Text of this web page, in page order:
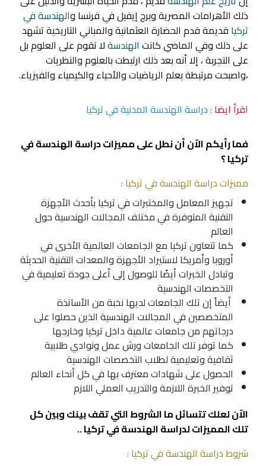
ذلك الأهرامات المصرية وبرج إيفيل في فرنسا والهندسة في
تركيا قديمة قدم الحضارة العثمانية والمباني التاريخية تشهد
على ذلك وفي الماضي كانت الهندسةلا تقوم على العلوم بل
على التجربة ، إلا أنه بعد ذلك ارتبطت بالعلوم والنظريات
،واصبحت مرتبطة بعلم الرياضيات والأحياء والكيمياء والفيزياء.
اقرأ ايضا :دراسة الهندسة المدنية في تركيا
فما رأيكم الاّن أن نطل على مميزات دراسة الهندسة في
تركيا ؟
مميزات دراسة الهندسة في تركيا :
تجهيز المعامل والمختبرات في تركيا بأحدث الأجهزة
التقنية المتوفرة في مختلف المجالات الهندسيةحول
العالم
كما تتعاون تركيا مع الجامعات العالمية الأخرى في
أوروبا وأمريكا لاستيراد الأجهزة والمعدات التقنية الحديثة
وتبادل الخبرات أيضًا للوصول إلى أعلى جودة تعليمية في
التخصصات الهندسية
أيضاً إن تلك الجامعات لديها نخبة من الأساتذة
المتخصصين في المجالات الهندسية الذين حصلوا على
درجاتهم من جامعات عالمية داخل تركيا وخارجها
كما توفر تلك الجامعاتورش عمل ونوادي طلابية
ثقافية وتعليمية لطلاب التخصصات الهندسية
الحصول على شهادات معترف بها في كل أنحاء العالم
توفير الخبرة اللازمة والتدريب العملي اللازم
الاّن لعلك تتسائل ما الشروط التي تقف بينك وبين كل
تلك المميزات لدراسة الهندسة في تركيا ..
شروط دراسة الهندسة في تركيا :